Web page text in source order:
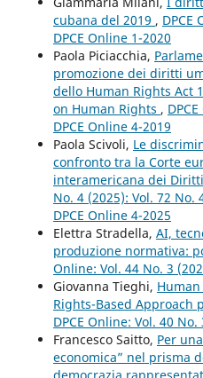
cubana del 2019 , DPCE
DPCE Online 1-2020
Paola Piciacchia,
promozione dei diritti
dello Human Rights Act
on Human Rights ,
DPCE Online 4-2019
Paola Scivoli, Le
confronto tra la Corte
interamericana dei
No. 4 (2025): Vol. 72 No.
DPCE Online 4-2025
Elettra Stradella, AI,
produzione normativa:
Online: Vol. 44 No. 3
Giovanna Tieghi,
Rights-Based Approach
DPCE Online: Vol. 40
Francesco Saitto, Per
economica” nel prisma